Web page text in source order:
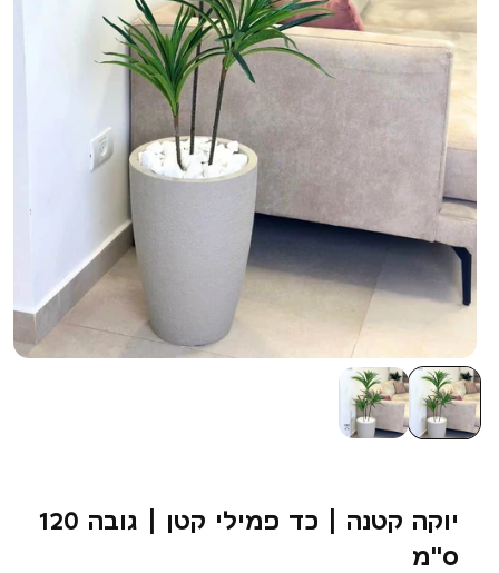
יוקה קטנה | כד פמילי קטן | גובה 120
ס"מ